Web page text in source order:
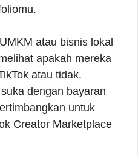
atau bisnis lokal
apakah mereka
atau tidak.
dengan bayaran
untuk
Creator Marketplace